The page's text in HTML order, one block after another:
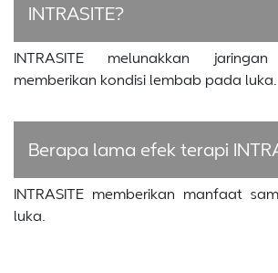
INTRASITE?
INTRASITE melunakkan
memberikan kondisi lembab pada luka.
Berapa lama efek terapi
INTRASITE memberikan manfaat
luka.